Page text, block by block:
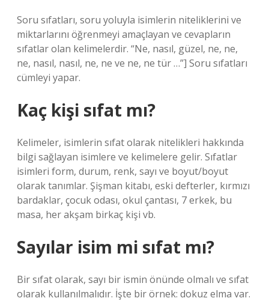
Soru sıfatları, soru yoluyla isimlerin niteliklerini ve
miktarlarını öğrenmeyi amaçlayan ve cevapların
sıfatlar olan kelimelerdir. “Ne, nasıl, güzel, ne, ne,
ne, nasıl, nasıl, ne, ne ve ne, ne tür …”] Soru sıfatları
cümleyi yapar.
Kaç kişi sıfat mı?
Kelimeler, isimlerin sıfat olarak nitelikleri hakkında
bilgi sağlayan isimlere ve kelimelere gelir. Sıfatlar
isimleri form, durum, renk, sayı ve boyut/boyut
olarak tanımlar. Şişman kitabı, eski defterler, kırmızı
bardaklar, çocuk odası, okul çantası, 7 erkek, bu
masa, her akşam birkaç kişi vb.
Sayılar isim mi sıfat mı?
Bir sıfat olarak, sayı bir ismin önünde olmalı ve sıfat
olarak kullanılmalıdır. İşte bir örnek: dokuz elma var.